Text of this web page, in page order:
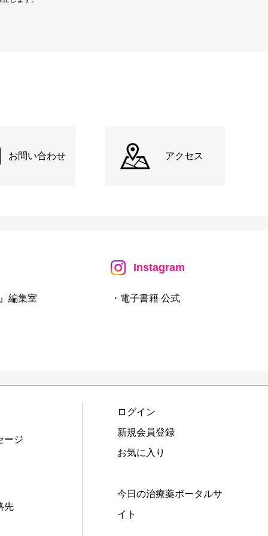
お問い合わせ アクセス
編集室
Instagram
・電子書籍 公式
ージ
先
ログイン
新規会員登録
お気に入り
今日の治療薬ポータルサ
イト